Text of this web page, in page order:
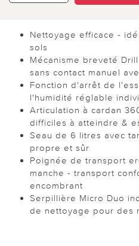
Nettoyage efficace -
sols
Mécanisme breveté
sans contact manuel
Fonction d'arrêt de
l'humidité réglable
Articulation à cardan
difficiles à atteindre &
Seau de 6 litres avec
propre et sûr
Poignée de transport
manche - transport
encombrant
Serpillière Micro Duo
de nettoyage pour des